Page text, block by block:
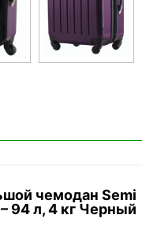
чемодан Semi
94 л, 4 кг Черный